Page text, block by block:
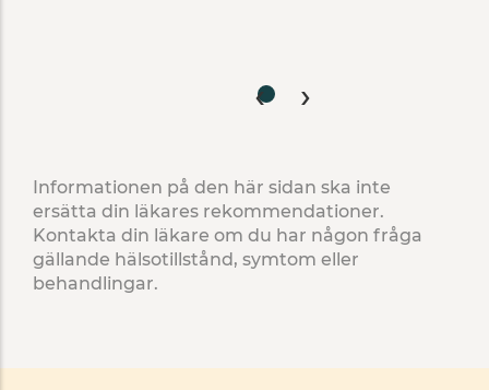
‹ ›
Informationen på den här sidan ska inte
ersätta din läkares rekommendationer.
Kontakta din läkare om du har någon fråga
gällande hälsotillstånd, symtom eller
behandlingar.